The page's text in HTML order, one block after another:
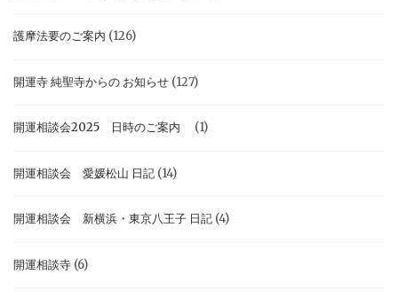
護摩法要のご案内 (126)
開運寺 純聖寺からの お知らせ (127)
開運相談会2025 日時のご案内 (1)
開運相談会 愛媛松山 日記 (14)
開運相談会 新横浜・東京八王子 日記 (4)
開運相談寺 (6)